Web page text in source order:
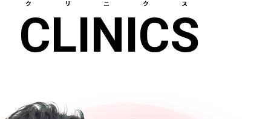
CLINICS
クリニクス